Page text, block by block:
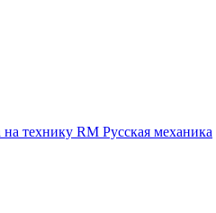
технику RM Русская механика